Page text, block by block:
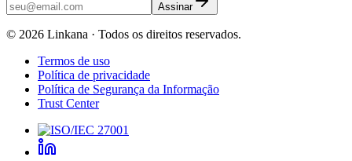
Assinar
© 2026 Linkana · Todos os direitos reservados.
Termos de uso
Política de privacidade
Política de Segurança da Informação
Trust Center